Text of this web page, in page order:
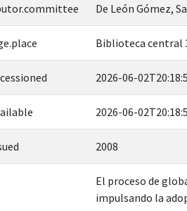
De León Gómez,
Biblioteca central
2026-06-
2026-06-
2008
El proceso de
impulsando la